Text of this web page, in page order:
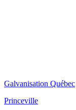
Galvanisation Québec
Princeville